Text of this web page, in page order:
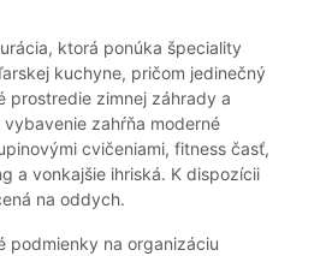
ktorá ponúka špeciality
kuchyne, pričom jedinečný
prostredie zimnej záhrady a
zahŕňa moderné
cvičeniami, fitness časť,
a vonkajšie ihriská. K dispozícii
na oddych.
podmienky na organizáciu